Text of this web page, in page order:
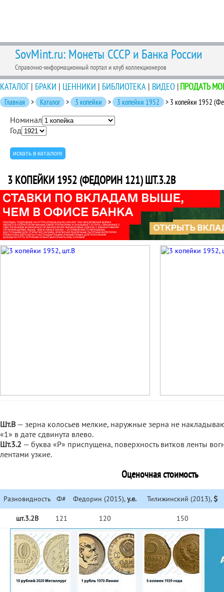
SovMint.ru: Монеты СССР и Банка России
Справочно-информационный портал и клуб коллекционеров
КАТАЛОГ| БРАКИ | ЦЕННИКИ | БИБЛИОТЕКА | ВИДЕО |ПРОДАТЬ
Главная > Каталог > 3 копейки > 3 копейки 1952 > 3 копейки 1952
Номинал
Год
3 КОПЕЙКИ 1952 (ФЕДОРИН 121) ШТ.3.2В
Шт.В — зерна колосьев мелкие, наружные зерна не
«1» в дате сдвинута влево.
Шт.3.2 — буква «Р» приспущена, поверхность витков ленты
лентами узкие.
Оценочная стоимость
Разновидность Ф# Федорин (2015),у.е. Тилижинский (2013),
шт.3.2В 121 120 150